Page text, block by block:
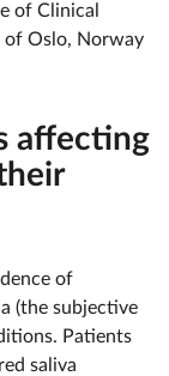
of Clinical
of Oslo, Norway
affecting
of
(the subjective
Patients
saliva